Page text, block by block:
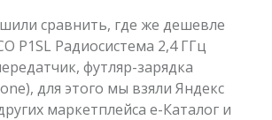
сравнить, где же дешевле
P1SL Радиосистема 2,4 ГГц
футляр-зарядка
для этого мы взяли Яндекс
маркетплейса е-Каталог и